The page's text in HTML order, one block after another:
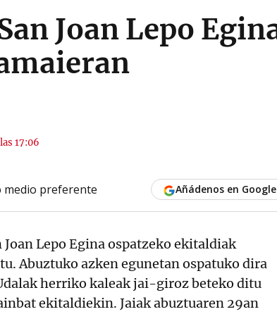
Joan Lepo
17:06
medio preferente Añádenos en Google
Joan Lepo Egina ospatzeko ekitaldiak
Abuztuko azken egunetan ospatuko dira
herriko kaleak jai-giroz beteko ditu
ekitaldiekin. Jaiak abuztuaren 29an